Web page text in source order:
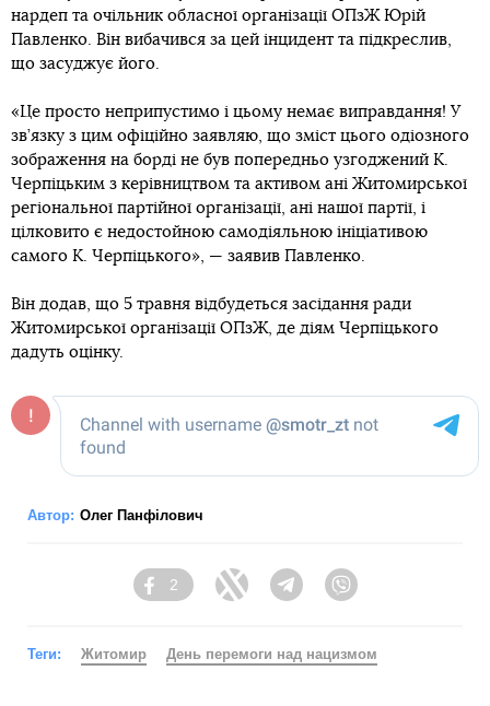
нардеп та очільник обласної організації ОПзЖ Юрій
Павленко. Він вибачився за цей інцидент та підкреслив,
що засуджує його.
«Це просто неприпустимо і цьому немає виправдання! У
зв’язку з цим офіційно заявляю, що зміст цього одіозного
зображення на борді не був попередньо узгоджений К.
Черпіцьким з керівництвом та активом ані Житомирської
регіональної партійної організації, ані нашої партії, і
цілковито є недостойною самодіяльною ініціативою
самого К. Черпіцького», — заявив Павленко.
Він додав, що 5 травня відбудеться засідання ради
Житомирської організації ОПзЖ, де діям Черпіцького
дадуть оцінку.
Автор: Олег Панфілович
Facebook
2
Twitter Telegram
Теги: Житомир День перемоги над нацизмом